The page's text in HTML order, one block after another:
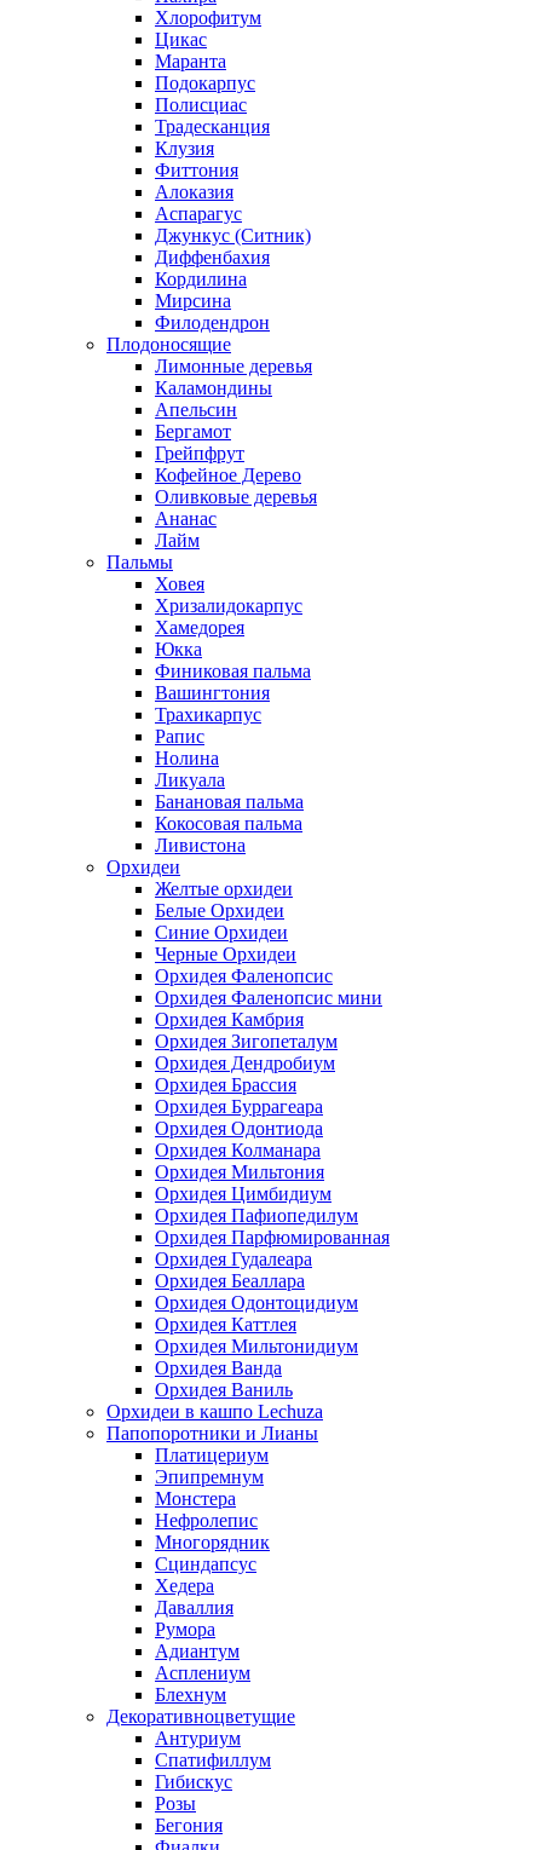
Хлорофитум
Цикас
Маранта
Подокарпус
Полисциас
Традесканция
Клузия
Фиттония
Алоказия
Аспарагус
Джункус (Ситник)
Диффенбахия
Кордилина
Мирсина
Филодендрон
Плодоносящие
Лимонные деревья
Каламондины
Апельсин
Бергамот
Грейпфрут
Кофейное Дерево
Оливковые деревья
Ананас
Лайм
Пальмы
Ховея
Хризалидокарпус
Хамедорея
Юкка
Финиковая пальма
Вашингтония
Трахикарпус
Рапис
Нолина
Ликуала
Банановая пальма
Кокосовая пальма
Ливистона
Орхидеи
Желтые орхидеи
Белые Орхидеи
Синие Орхидеи
Черные Орхидеи
Орхидея Фаленопсис
Орхидея Фаленопсис мини
Орхидея Камбрия
Орхидея Зигопеталум
Орхидея Дендробиум
Орхидея Брассия
Орхидея Буррагеара
Орхидея Одонтиода
Орхидея Колманара
Орхидея Мильтония
Орхидея Цимбидиум
Орхидея Пафиопедилум
Орхидея Парфюмированная
Орхидея Гудалеара
Орхидея Беаллара
Орхидея Одонтоцидиум
Орхидея Каттлея
Орхидея Мильтонидиум
Орхидея Ванда
Орхидея Ваниль
Орхидеи в кашпо Lechuza
Папопоротники и Лианы
Платицериум
Эпипремнум
Монстера
Нефролепис
Многорядник
Сциндапсус
Хедера
Даваллия
Румора
Адиантум
Асплениум
Блехнум
Декоративноцветущие
Антуриум
Спатифиллум
Гибискус
Розы
Бегония